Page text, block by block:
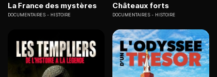
La France des mystères
DOCUMENTAIRES HISTOIRE
Châteaux forts
DOCUMENTAIRES HISTOIRE